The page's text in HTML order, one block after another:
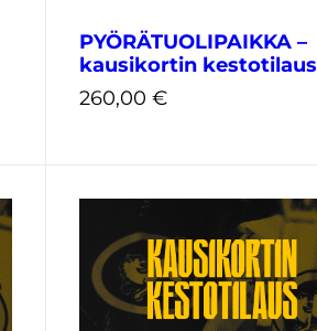
PYÖRÄTUOLIPAIKKA –
kausikortin kestotilaus
260,00 €